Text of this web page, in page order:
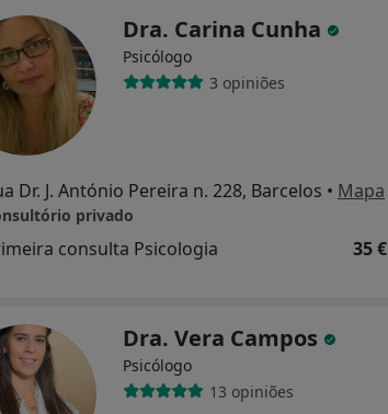
Dra. Carina Cunha
Psicólogo
3 opiniões
Dr. J. António Pereira n. 228, Barcelos • Mapa
privado
consulta Psicologia 35 €
Dra. Vera Campos
Psicólogo
13 opiniões